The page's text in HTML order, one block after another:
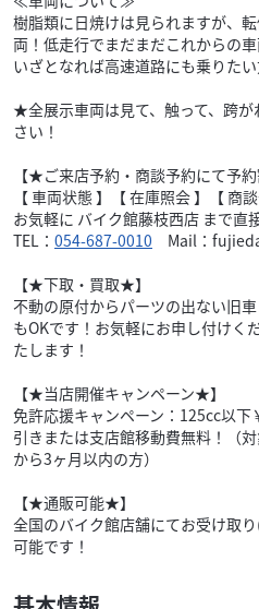
樹脂類に日焼けは見られますが、
両！低走行でまだまだこれからの車
いざとなれば高速道路にも乗りたい
★全展示車両は見て、触って、跨
さい！
【★ご来店予約・商談予約にて予
【 車両状態 】【 在庫照会 】【 商
お気軽に バイク館藤枝西店 まで直
TEL： 054-687-0010 Mail：
【★下取・買取★】
不動の原付からパーツの出ない旧
もOKです！お気軽にお申し付けく
たします！
【★当店開催キャンペーン★】
免許応援キャンペーン：125cc以
引きまたは支店館移動費無料！（
から3ヶ月以内の方）
【★通販可能★】
全国のバイク館店舗にてお受け取
可能です！